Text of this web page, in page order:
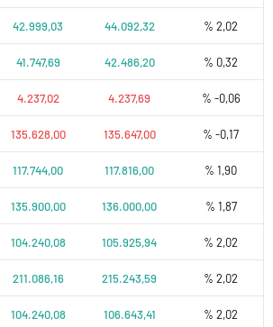
42.999,03 44.092,32
% 2,02
41.747,69 42.486,20 % 0,32
4.237,02 4.237,69 % -0,06
135.628,00 135.647,00 % -0,17
117.744,00 117.816,00
% 1,90
135.900,00 136.000,00
% 1,87
104.240,08 105.925,94 % 2,02
211.086,16 215.243,59 % 2,02
104.240,08 106.643,41 % 2,02